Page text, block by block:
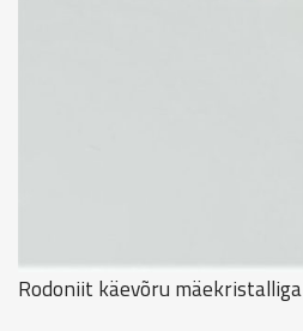
Rodoniit käevõru mäekristalliga